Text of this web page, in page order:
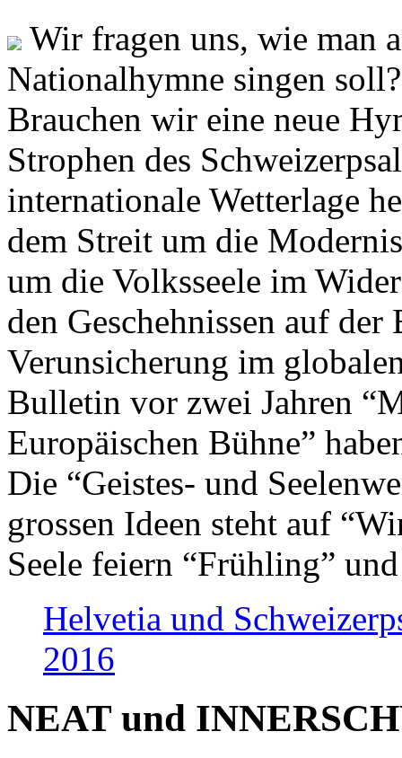
Wir fragen uns, wie man
Nationalhymne singen
Brauchen wir eine neue
Strophen des
internationale Wetterlage
dem Streit um die
um die Volksseele im
den Geschehnissen auf
Verunsicherung im
Bulletin vor zwei Jahren
Europäischen Bühne”
Die “Geistes- und
grossen Ideen steht auf
Seele feiern “Frühling”
Helvetia und
2016
NEAT und